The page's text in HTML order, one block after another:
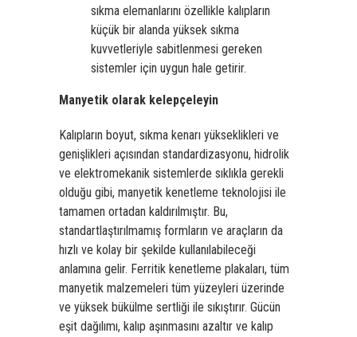
sıkma elemanlarını özellikle kalıpların
küçük bir alanda yüksek sıkma
kuvvetleriyle sabitlenmesi gereken
sistemler için uygun hale getirir.
Manyetik olarak kelepçeleyin
Kalıpların boyut, sıkma kenarı yükseklikleri ve
genişlikleri açısından standardizasyonu, hidrolik
ve elektromekanik sistemlerde sıklıkla gerekli
olduğu gibi, manyetik kenetleme teknolojisi ile
tamamen ortadan kaldırılmıştır. Bu,
standartlaştırılmamış formların ve araçların da
hızlı ve kolay bir şekilde kullanılabileceği
anlamına gelir. Ferritik kenetleme plakaları, tüm
manyetik malzemeleri tüm yüzeyleri üzerinde
ve yüksek bükülme sertliği ile sıkıştırır. Gücün
eşit dağılımı, kalıp aşınmasını azaltır ve kalıp